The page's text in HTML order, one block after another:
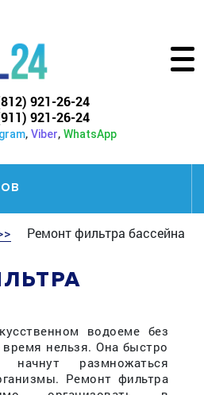
921-26-24
921-26-24
, Viber, WhatsApp
Ремонт фильтра бассейна
водоеме без
время нельзя. Она быстро
размножаться
Ремонт фильтра